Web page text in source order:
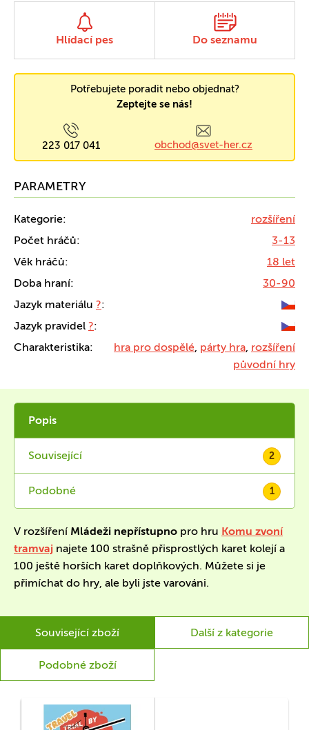
Hlídací pes Do seznamu
Potřebujete poradit nebo objednat?
Zeptejte se nás!
223 017 041 obchod@svet-her.cz
PARAMETRY
Kategorie:
rozšíření
Počet hráčů:
3-13
Věk hráčů:
18 let
Doba hraní:
30-90
Jazyk materiálu ?:
Jazyk pravidel ?:
Charakteristika:
hra pro dospělé, párty hra, rozšíření
původní hry
Popis
Související 2
Podobné 1
V rozšíření Mládeži nepřístupno pro hru Komu zvoní
tramvaj najete 100 strašně přisprostlých karet kolejí a
100 ještě horších karet doplňkových. Můžete si je
přimíchat do hry, ale byli jste varováni.
Související zboží Další z kategorie
Podobné zboží